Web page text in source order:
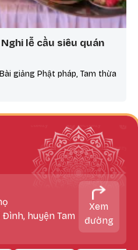
lễ cầu siêu quán
giảng Phật pháp, Tam thừa
Đình, huyện Tam
Xem
đường